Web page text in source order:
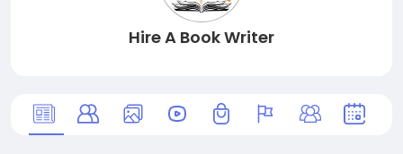
Hire A Book Writer